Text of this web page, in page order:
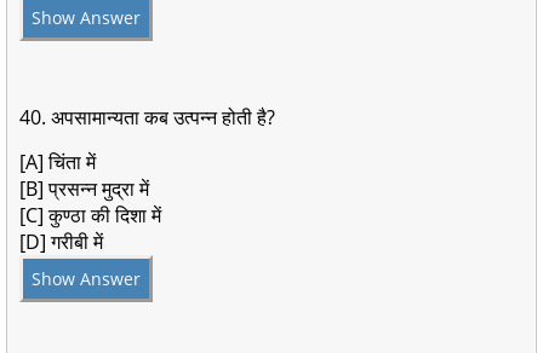
Show Answer
40. अपसामान्यता कब उत्पन्न होती है?
[A] चिंता में
[B] प्रसन्न मुद्रा में
[C] कुण्ठा की दिशा में
[D] गरीबी में
Show Answer